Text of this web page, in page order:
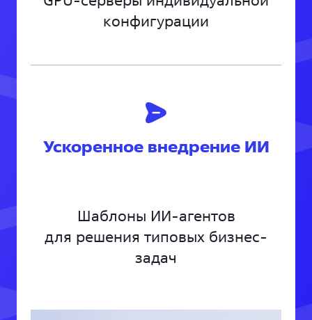
конфигурации
Ускоренное внедрение ИИ
Шаблоны ИИ-агентов
для решения типовых бизнес-
задач